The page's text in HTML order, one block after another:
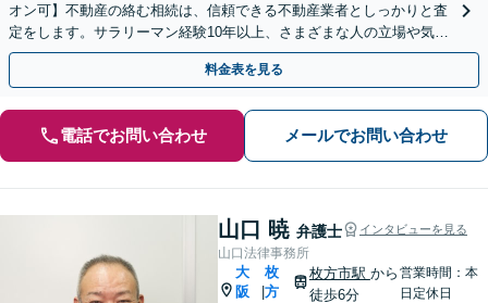
オン可】不動産の絡む相続は、信頼できる不動産業者としっかりと査
定をします。サラリーマン経験10年以上、さまざまな人の立場や気持
ちが分かります。遺産分割や相続放棄もお任せください。
料金表を見る
電話でお問い合わせ メールでお問い合わせ
山口 暁 弁護士 インタビューを見る
山口法律事務所
大
阪
|
枚
方
枚方市駅 から
徒歩6分
営業時間：本
日定休日